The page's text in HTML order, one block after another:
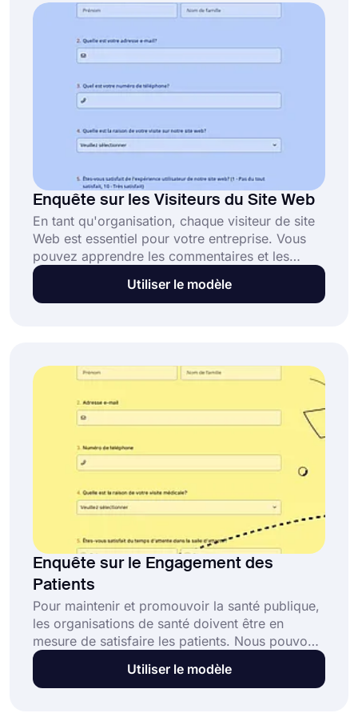
Enquête sur les Visiteurs du Site Web
En tant qu'organisation, chaque visiteur de site
Web est essentiel pour votre entreprise. Vous
pouvez apprendre les commentaires et les
expériences des visiteurs du site Web avec un
sondage pour les visiteurs du site Web. Ce
vous avez à faire est de cliquer sur le bouton
"Utiliser le modèle" pour commencer !
Utiliser le modèle
Enquête sur le Engagement des
Patients
Pour maintenir et promouvoir la santé publique,
les organisations de santé doivent être en
mesure de satisfaire les patients. Nous pouvons
dire que les sondages, les recherches et les
analyses dans le domaine de la santé sont des
Utiliser le modèle